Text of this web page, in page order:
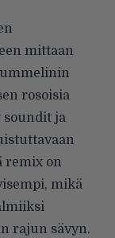
mittaan
rosoisia
ja
remix on
mikä
rajun sävyn.